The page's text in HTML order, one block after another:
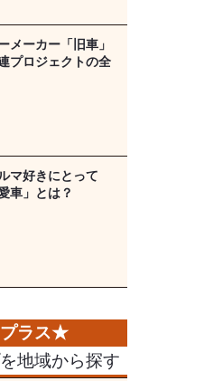
メーカー「旧車」
プロジェクトの全
マ好きにとって
愛車」とは？
地域から探す